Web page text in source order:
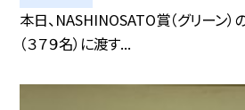
本日、NASHINOSATO賞（グリーン）
（３７９名）に渡す...